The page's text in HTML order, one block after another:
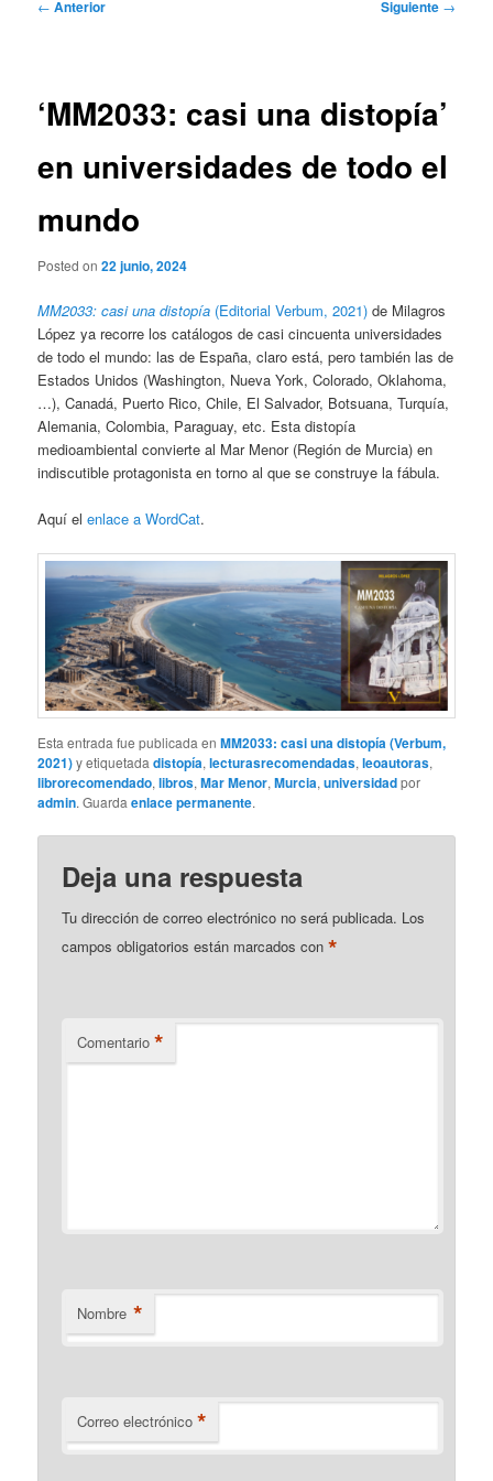
← Anterior Siguiente →
‘MM2033: casi una distopía’
en universidades de todo el
mundo
Posted on22 junio, 2024
MM2033: casi una distopía (Editorial Verbum, 2021) de Milagros
López ya recorre los catálogos de casi cincuenta universidades
de todo el mundo: las de España, claro está, pero también las de
Estados Unidos (Washington, Nueva York, Colorado, Oklahoma,
…), Canadá, Puerto Rico, Chile, El Salvador, Botsuana, Turquía,
Alemania, Colombia, Paraguay, etc. Esta distopía
medioambiental convierte al Mar Menor (Región de Murcia) en
indiscutible protagonista en torno al que se construye la fábula.
Aquí elenlace a WordCat.
Esta entrada fue publicada enMM2033: casi una distopía (Verbum,
2021)y etiquetadadistopía,lecturasrecomendadas,leoautoras,
librorecomendado,libros,Mar Menor,Murcia,universidadpor
admin. Guardaenlace permanente.
Deja una respuesta
Tu dirección de correo electrónico no será publicada. Los
campos obligatorios están marcados con*
Comentario *
Nombre *
Correo electrónico *